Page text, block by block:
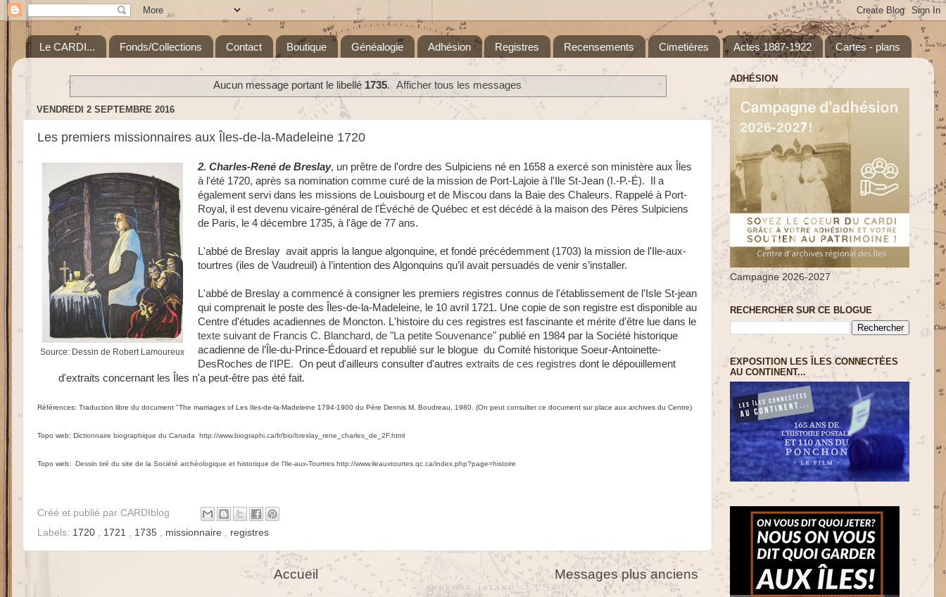
Le CARDI... Fonds/Collections Contact Boutique Généalogie Adhésion Registres Recensements Cimetières Actes 1887-1922 Cartes - plans
Aucun message portant le libellé 1735. Afficher tous les messages
VENDREDI 2 SEPTEMBRE 2016
Les premiers missionnaires aux Îles-de-la-Madeleine 1720
Source: Dessin de Robert Lamoureux
2. Charles-René de Breslay, un prêtre de l'ordre des Sulpiciens né en 1658 a exercé son ministère aux Îles
à l'été 1720, après sa nomination comme curé de la mission de Port-Lajoie à l'Ile St-Jean (I.-P.-É). Il a
également servi dans les missions de Louisbourg et de Miscou dans la Baie des Chaleurs. Rappelé à Port-
Royal, il est devenu vicaire-général de l'Évéché de Québec et est décédé à la maison des Pères Sulpiciens
de Paris, le 4 décembre 1735, à l'âge de 77 ans.
L'abbé de Breslay avait appris la langue algonquine, et fondé précédemment (1703) la mission de l'Ile-aux-
tourtres (iles de Vaudreuil) à l’intention des Algonquins qu’il avait persuadés de venir s’installer.
L'abbé de Breslay a commencé à consigner les premiers registres connus de l'établissement de l'Isle St-jean
qui comprenait le poste des Îles-de-la-Madeleine, le 10 avril 1721. Une copie de son registre est disponible au
Centre d'études acadiennes de Moncton. L'histoire du ces registres est fascinante et mérite d'être lue dans le
texte suivant de Francis C. Blanchard, de "La petite Souvenance" publié en 1984 par la Société historique
acadienne de l’Île-du-Prince-Édouard et republié sur le blogue du Comité historique Soeur-Antoinette-
DesRoches de l'IPE. On peut d'ailleurs consulter d'autres extraits de ces registres dont le dépouillement
d'extraits concernant les Îles n'a peut-être pas été fait.
Références: Traduction libre du document "The marriages of Les Iles-de-la-Madeleine 1794-1900 du Père Dennis M. Boudreau, 1980. (On peut consulter ce document sur place aux archives du Centre)
Topo web: Dictionnaire biographique du Canada http://www.biographi.ca/fr/bio/breslay_rene_charles_de_2F.html
Topo web: Dessin tiré du site de la Société archéologique et historique de l'Ile-aux-Tourtres http://www.ileauxtourtes.qc.ca/index.php?page=histoire
Créé et publié par CARDIblog
Labels: 1720 , 1721 , 1735 , missionnaire , registres
Messages plus anciens
Accueil
ADHÉSION
Campagne 2026-2027
RECHERCHER SUR CE BLOGUE
EXPOSITION LES ÎLES CONNECTÉES
AU CONTINENT...